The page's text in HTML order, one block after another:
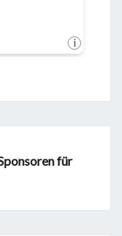
für